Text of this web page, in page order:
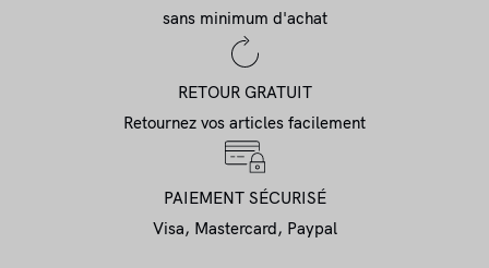
sans minimum d'achat
RETOUR GRATUIT
Retournez vos articles facilement
PAIEMENT SÉCURISÉ
Visa, Mastercard, Paypal